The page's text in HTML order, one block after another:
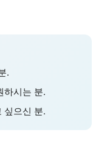
.
하시는 분.
싶으신 분.